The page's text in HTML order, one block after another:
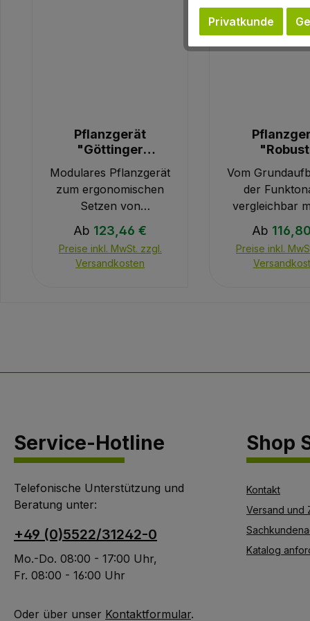
Pflanzgerät
"Göttinger
Fahrradlenker"
Modulares Pflanzgerät
zum ergonomischen
Setzen von
wurzelnackten
Pflanzen, Ballen- oder
Containerware. -
Verstärkungen im
rückenschonendes
sorgen für eine
optimale rutschfeste
Handgelenke
schonende Bedienung-
Tritt-Anbau-die Blätter
bestehen aus einer
speziellen
Regulärer Preis:
Ab 123,46 €
Preise inkl. MwSt. zzgl.
Versandkosten
Vom
der
vergleichbar
Pflanzgerät
Fahrradlenker",
auf das
reduziert
breiten Blatt
skelettarmen
entwickelt.
Handhabung
das
schweren
Regulärer
Ab
Preise inkl.
Service-Hotline
Telefonische Unterstützung und
Beratung unter:
+49 (0)5522/31242-0
Mo.-Do. 08:00 - 17:00 Uhr,
Fr. 08:00 - 16:00 Uhr
Oder über unser Kontaktformular.
Shop
Kontakt
Versand und
Katalog
Privatkunde